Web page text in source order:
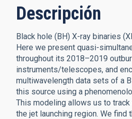
Descripción
Black hole (BH) X-ray binaries
Here we present quasi-
throughout its 2018–2019
instruments/telescopes, and
multiwavelength data sets of a
this source using a
This modeling allows us to
the jet launching region. We